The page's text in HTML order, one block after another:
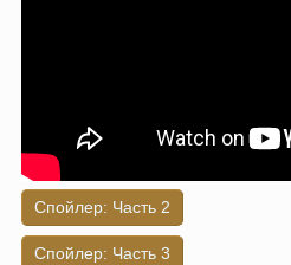
Спойлер: Часть 2
Спойлер: Часть 3